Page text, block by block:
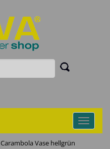
Toggle
Carambola Vase hellgrün